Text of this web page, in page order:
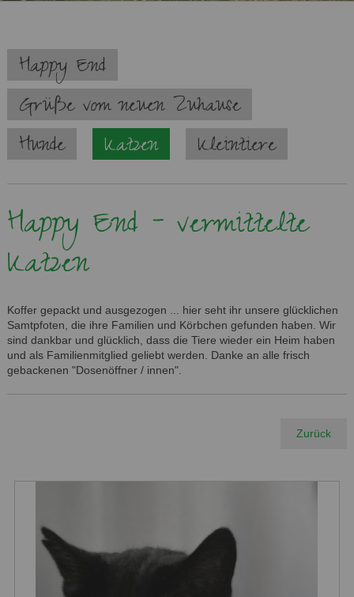
Navigation
überspringen
Happy End
Grüße vom neuen Zuhause
Hunde
Katzen Kleintiere
Happy End - vermittelte
Katzen
Koffer gepackt und ausgezogen ... hier seht ihr unsere glücklichen
Samtpfoten, die ihre Familien und Körbchen gefunden haben. Wir
sind dankbar und glücklich, dass die Tiere wieder ein Heim haben
und als Familienmitglied geliebt werden. Danke an alle frisch
gebackenen "Dosenöffner / innen".
Zurück